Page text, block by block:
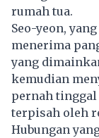
rumah tua.
Seo-yeon,
menerima
yang
kemudian
pernah tinggal
terpisah oleh
Hubungan